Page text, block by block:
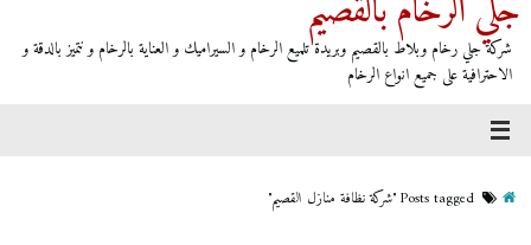
شركة جلي رخام وبلاط بالقصيم وبريدة تلميع الرخام و السيراميك و العناية بالرخام و نتميز بالدقة و
الاحترافية على جميع انواع الرخام
Posts tagged "شركة نظافة منازل القصيم"